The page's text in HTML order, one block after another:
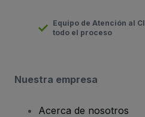
Equipo de Atención al
todo el proceso
Nuestra empresa
Acerca de nosotros